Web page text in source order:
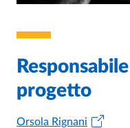
progetto
Orsola Rignani